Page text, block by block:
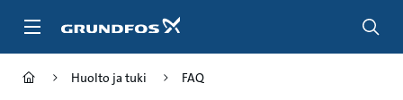
pääsisältöön
Huolto ja tuki FAQ